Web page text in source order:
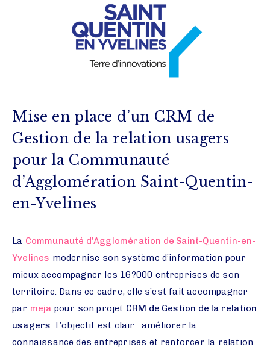
Mise en place d’un CRM de
Gestion de la relation usagers
pour la Communauté
d’Agglomération Saint-Quentin-
en-Yvelines
La Communauté d’Agglomération de Saint-Quentin-en-
Yvelines modernise son système d’information pour
mieux accompagner les 16?000 entreprises de son
territoire. Dans ce cadre, elle s’est fait accompagner
par meja pour son projet CRM de Gestion de la relation
usagers. L’objectif est clair : améliorer la
connaissance des entreprises et renforcer la relation